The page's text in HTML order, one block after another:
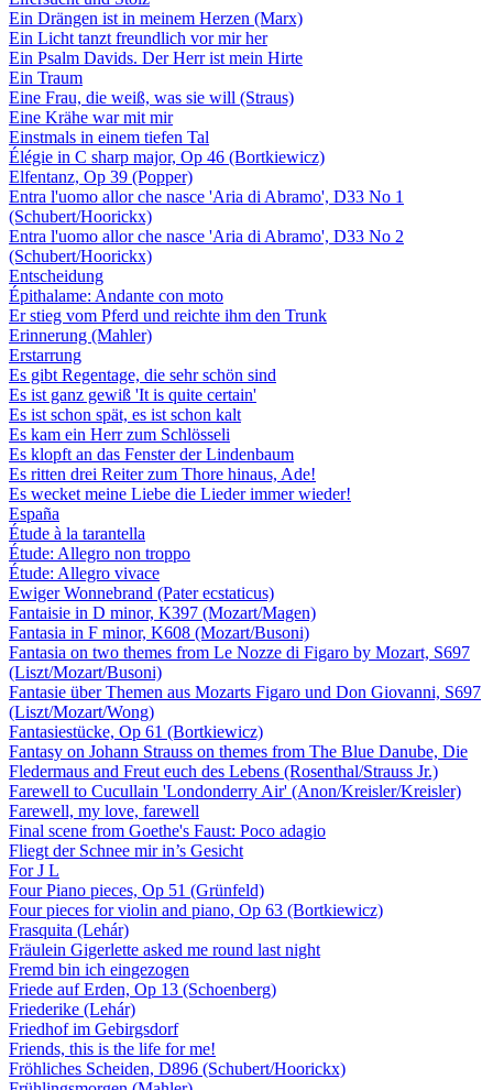
Ein Drängen ist in meinem Herzen (Marx)
Ein Licht tanzt freundlich vor mir her
Ein Psalm Davids. Der Herr ist mein Hirte
Ein Traum
Eine Frau, die weiß, was sie will (Straus)
Eine Krähe war mit mir
Einstmals in einem tiefen Tal
Élégie in C sharp major, Op 46 (Bortkiewicz)
Elfentanz, Op 39 (Popper)
Entra l'uomo allor che nasce 'Aria di Abramo', D33 No 1
(Schubert/Hoorickx)
Entra l'uomo allor che nasce 'Aria di Abramo', D33 No 2
(Schubert/Hoorickx)
Entscheidung
Épithalame: Andante con moto
Er stieg vom Pferd und reichte ihm den Trunk
Erinnerung (Mahler)
Erstarrung
Es gibt Regentage, die sehr schön sind
Es ist ganz gewiß 'It is quite certain'
Es ist schon spät, es ist schon kalt
Es kam ein Herr zum Schlösseli
Es klopft an das Fenster der Lindenbaum
Es ritten drei Reiter zum Thore hinaus, Ade!
Es wecket meine Liebe die Lieder immer wieder!
España
Étude à la tarantella
Étude: Allegro non troppo
Étude: Allegro vivace
Ewiger Wonnebrand (Pater ecstaticus)
Fantaisie in D minor, K397 (Mozart/Magen)
Fantasia in F minor, K608 (Mozart/Busoni)
Fantasia on two themes from Le Nozze di Figaro by Mozart, S697
(Liszt/Mozart/Busoni)
Fantasie über Themen aus Mozarts Figaro und Don Giovanni, S697
(Liszt/Mozart/Wong)
Fantasiestücke, Op 61 (Bortkiewicz)
Fantasy on Johann Strauss on themes from The Blue Danube, Die
Fledermaus and Freut euch des Lebens (Rosenthal/Strauss Jr.)
Farewell to Cucullain 'Londonderry Air' (Anon/Kreisler/Kreisler)
Farewell, my love, farewell
Final scene from Goethe's Faust: Poco adagio
Fliegt der Schnee mir in’s Gesicht
For J L
Four Piano pieces, Op 51 (Grünfeld)
Four pieces for violin and piano, Op 63 (Bortkiewicz)
Frasquita (Lehár)
Fräulein Gigerlette asked me round last night
Fremd bin ich eingezogen
Friede auf Erden, Op 13 (Schoenberg)
Friederike (Lehár)
Friedhof im Gebirgsdorf
Friends, this is the life for me!
Fröhliches Scheiden, D896 (Schubert/Hoorickx)